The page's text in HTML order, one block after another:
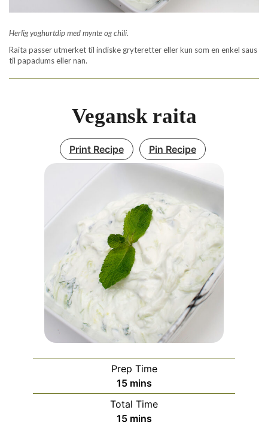
Herlig yoghurtdip med mynte og chili.
Raita passer utmerket til indiske gryteretter eller kun som en enkel saus
til papadums eller nan.
Vegansk raita
Print Recipe Pin Recipe
Prep Time
15minutes
mins
Total Time
15minutes
mins